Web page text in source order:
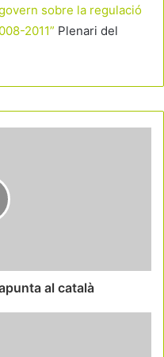
sobre la regulació
2011” Plenari del
al català